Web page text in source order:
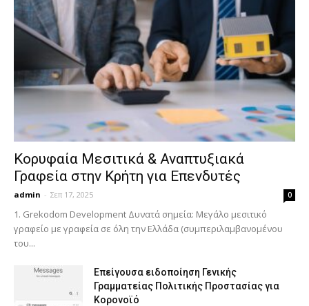
Κορυφαία Μεσιτικά & Αναπτυξιακά
Γραφεία στην Κρήτη για Επενδυτές
admin - Σεπ 17, 2025 0
1. Grekodom Development Δυνατά σημεία: Μεγάλο μεσιτικό
γραφείο με γραφεία σε όλη την Ελλάδα (συμπεριλαμβανομένου
του...
Επείγουσα ειδοποίηση Γενικής
Γραμματείας Πολιτικής Προστασίας για
Κορονοϊό